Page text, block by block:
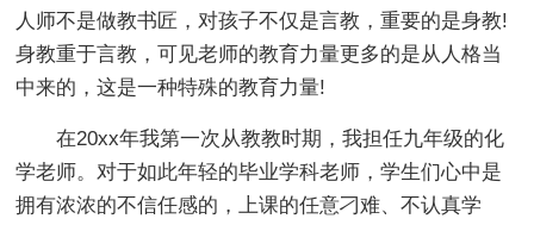
人师不是做教书匠，对孩子不仅是言教，重要的是身教!
身教重于言教，可见老师的教育力量更多的是从人格当
中来的，这是一种特殊的教育力量!
在20xx年我第一次从教教时期，我担任九年级的化
学老师。对于如此年轻的毕业学科老师，学生们心中是
拥有浓浓的不信任感的，上课的任意刁难、不认真学